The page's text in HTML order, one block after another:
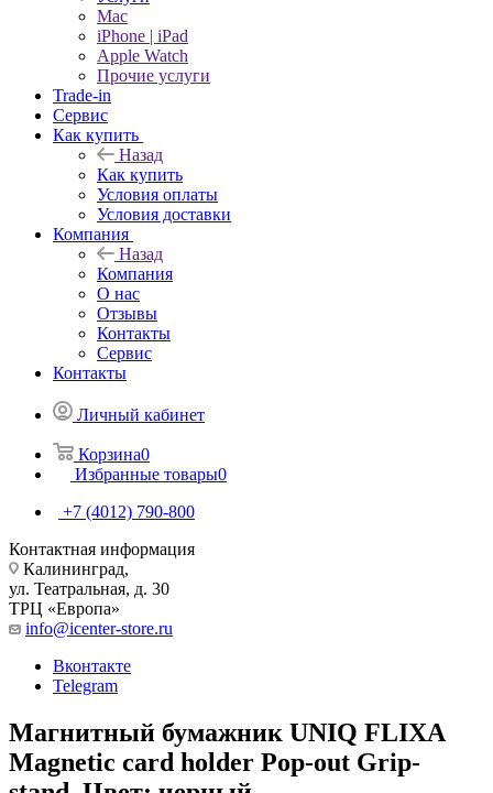
Mac
iPhone | iPad
Apple Watch
Прочие услуги
Trade-in
Сервис
Как купить
Назад
Как купить
Условия оплаты
Условия доставки
Компания
Назад
Компания
О нас
Отзывы
Контакты
Сервис
Контакты
Личный кабинет
Корзина0
Избранные товары0
+7 (4012) 790-800
Контактная информация
Калининград,
ул. Театральная, д. 30
ТРЦ «Европа»
info@icenter-store.ru
Вконтакте
Telegram
Магнитный бумажник UNIQ FLIXA
Magnetic card holder Pop-out Grip-